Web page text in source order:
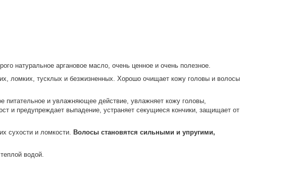
натуральное аргановое масло, очень ценное и очень полезное.
ломких, тусклых и безжизненных. Хорошо очищает кожу головы и волосы
питательное и увлажняющее действие, увлажняет кожу головы,
и предупреждает выпадение, устраняет секущиеся кончики, защищает от
сухости и ломкости. Волосы становятся сильными и упругими,
водой.